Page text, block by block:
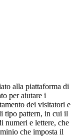
alla piattaforma di
per aiutare i
dei visitatori e
tipo pattern, in cui il
numeri e lettere, che
che imposta il